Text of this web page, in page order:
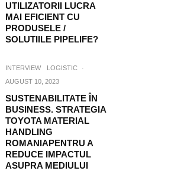
UTILIZATORII LUCRA
MAI EFICIENT CU
PRODUSELE /
SOLUTIILE PIPELIFE?
INTERVIEW LOGISTIC
·
AUGUST 10, 2023
SUSTENABILITATE ÎN
BUSINESS. STRATEGIA
TOYOTA MATERIAL
HANDLING
ROMANIAPENTRU A
REDUCE IMPACTUL
ASUPRA MEDIULUI